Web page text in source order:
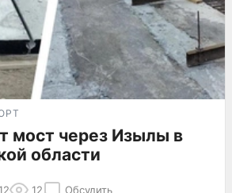
мост через Изылы в
области
12 Обсудить